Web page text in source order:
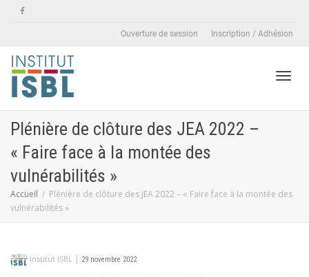
Ouverture de session Inscription / Adhésion
Plénière de clôture des JEA 2022 –
« Faire face à la montée des
vulnérabilités »
Accueil
Plénière de clôture des JEA 2022 – « Faire face à la montée des
vulnérabilités »
Institut ISBL | 29 novembre 2022